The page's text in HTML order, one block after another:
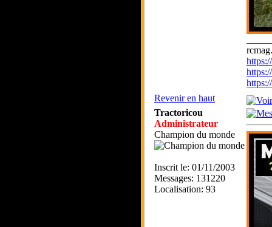
Revenir en haut
Tractoricou
Administrateur
Champion du monde
Inscrit le: 01/11/2003
Messages: 131220
Localisation: 93